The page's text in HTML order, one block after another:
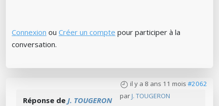
Connexion ou Créer un compte pour participer à la
conversation.
il y a 8 ans 11 mois #2062
par J. TOUGERON
Réponse de J. TOUGERON